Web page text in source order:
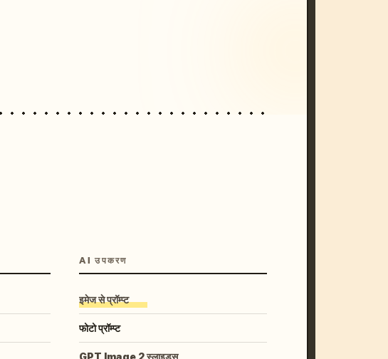
AI उपकरण
इमेज से प्रॉम्प्ट
फोटो प्रॉम्प्ट
GPT Image 2 स्लाइड्स